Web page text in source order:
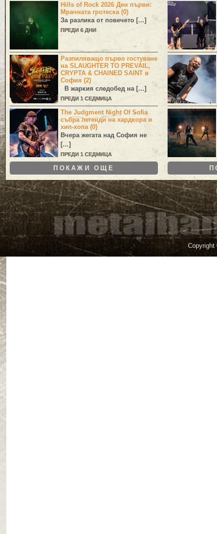
Hills of Rock 2026 Ден първи:
Мрачната гротеска (0)
За разлика от повечето […]
ПРЕДИ 6 ДНИ
Разпиляващо първо гостуване
на SLAUGHTER TO PREVAIL,
CRYPTA & CHAINED SAINT в
София (2)
В жаркия следобед на […]
ПРЕДИ 1 СЕДМИЦА
The Judgment Night Of Sofia
събра легенди на хардкора и
хип-хопа (0)
Вчера жегата над София не
[…]
ПРЕДИ 1 СЕДМИЦА
ПОКАЖИ ОЩЕ